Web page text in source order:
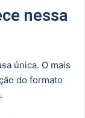
nessa
única. O mais
do formato